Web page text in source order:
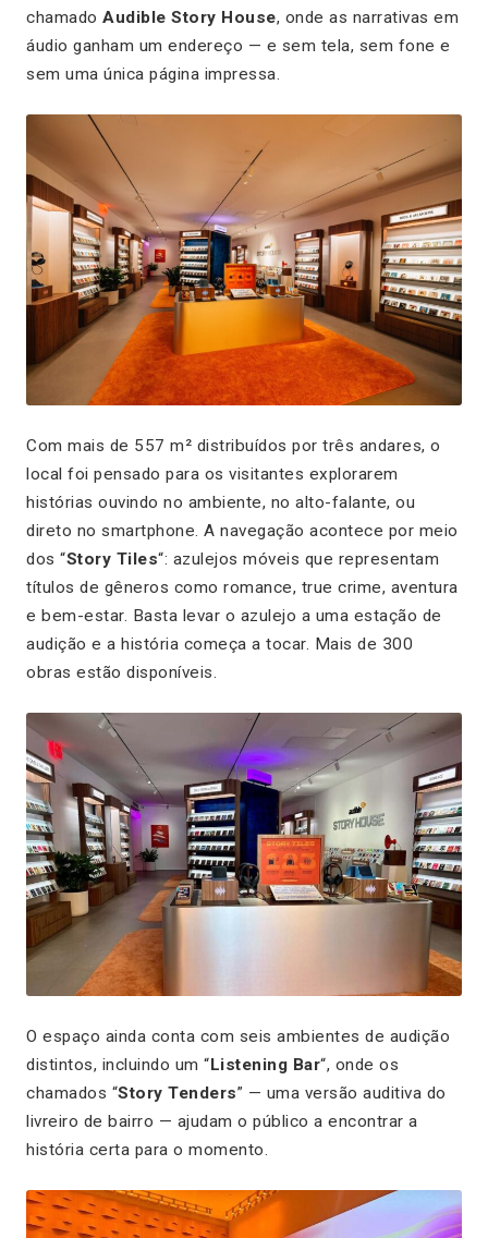
chamado Audible Story House, onde as narrativas em
áudio ganham um endereço — e sem tela, sem fone e
sem uma única página impressa.
Com mais de 557 m² distribuídos por três andares, o
local foi pensado para os visitantes explorarem
histórias ouvindo no ambiente, no alto-falante, ou
direto no smartphone. A navegação acontece por meio
dos “Story Tiles“: azulejos móveis que representam
títulos de gêneros como romance, true crime, aventura
e bem-estar. Basta levar o azulejo a uma estação de
audição e a história começa a tocar. Mais de 300
obras estão disponíveis.
O espaço ainda conta com seis ambientes de audição
distintos, incluindo um “Listening Bar“, onde os
chamados “Story Tenders” — uma versão auditiva do
livreiro de bairro — ajudam o público a encontrar a
história certa para o momento.